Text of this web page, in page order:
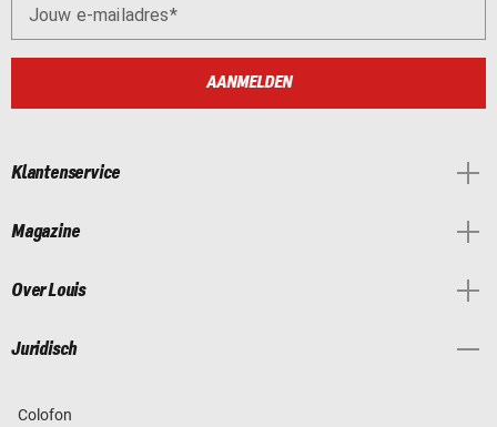
Jouw e-mailadres
AANMELDEN
Klantenservice
Magazine
Over Louis
Juridisch
Colofon